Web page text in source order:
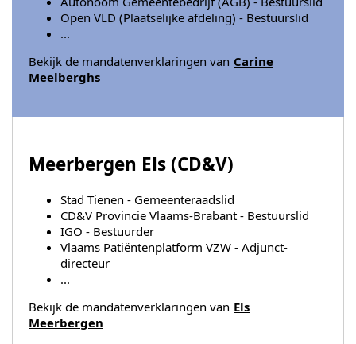
Open VLD (Plaatselijke afdeling) - Bestuurslid
...
Bekijk de mandatenverklaringen van Carine
Meelberghs
Meerbergen Els (CD&V)
Stad Tienen - Gemeenteraadslid
CD&V Provincie Vlaams-Brabant - Bestuurslid
IGO - Bestuurder
Vlaams Patiëntenplatform VZW - Adjunct-
directeur
...
Bekijk de mandatenverklaringen van Els
Meerbergen